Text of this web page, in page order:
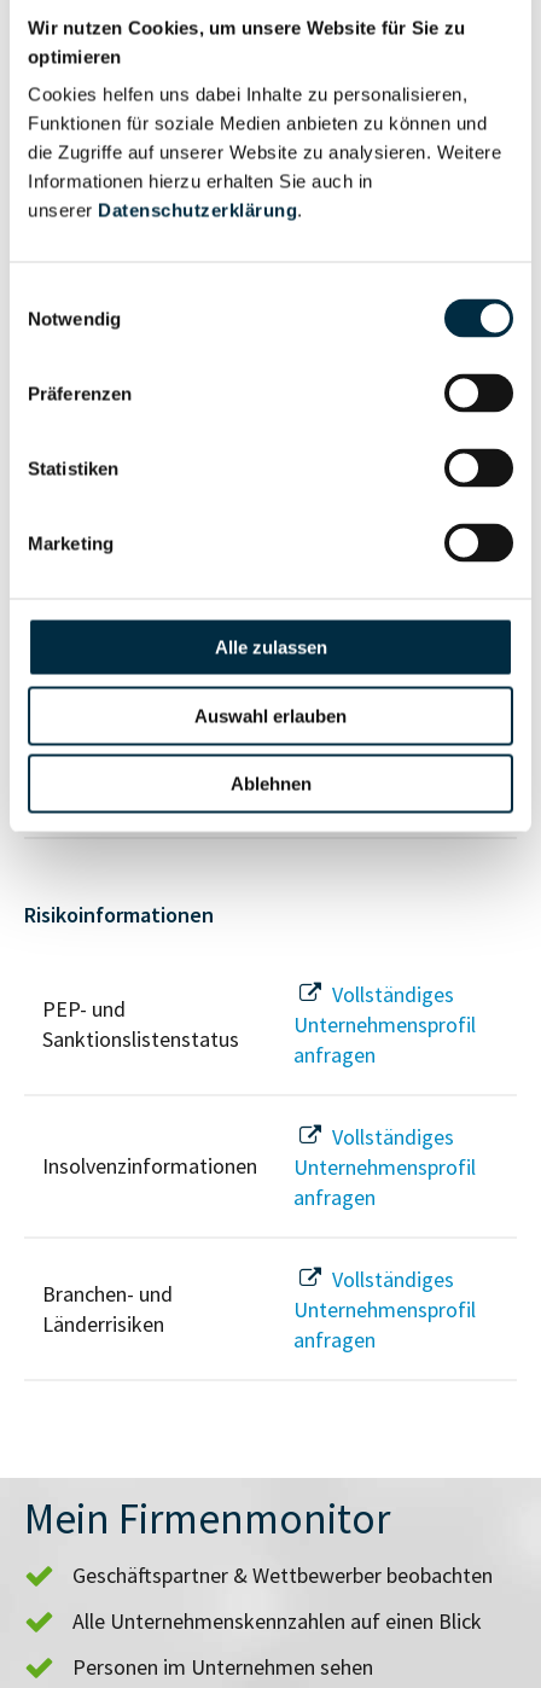
Wir nutzen Cookies, um unsere Website für Sie zu
optimieren
Cookies helfen uns dabei Inhalte zu personalisieren,
Funktionen für soziale Medien anbieten zu können und
die Zugriffe auf unserer Website zu analysieren. Weitere
Informationen hierzu erhalten Sie auch in
unserer Datenschutzerklärung.
Notwendig
Präferenzen
Statistiken
Marketing
Alle zulassen
Auswahl erlauben
Ablehnen
Vorstandsmitglied (1)
Für registrierte
Nutzer
Wirtschaftlich
Vollständiges
Unternehmensprofil
Gesellschafterstruktur
Vollständiges
Unternehmensprofil
Unternehmensnetzwerk
Unternehmensprofil
anfragen
Wirtschaftlich
Vollständiges
anfragen
Risikoinformationen
PEP- und
Sanktionslistenstatus
Vollständiges
Unternehmensprofil
anfragen
Insolvenzinformationen
Vollständiges
Unternehmensprofil
anfragen
Branchen- und
Länderrisiken
Vollständiges
Unternehmensprofil
anfragen
Mein Firmenmonitor
Geschäftspartner & Wettbewerber beobachten
Alle Unternehmenskennzahlen auf einen Blick
Personen im Unternehmen sehen